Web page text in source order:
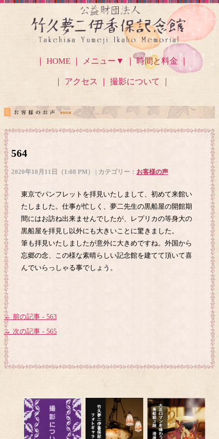
｜ HOME ｜ メニュー▼ ｜ 時間と料金 ｜
｜ アクセス ｜ 撮影について ｜
564
2020年10月11日（1:08 PM） | カテゴリー： お客様の声
東京でパンフレットを拝見いたしまして、初めて来館い
たしました。仕事が忙しく、夢二先生の黒船屋の開館期
間にはお訪ね出来ませんでしたが、レプリカの等身大の
黒船屋を拝見し以外にも大きいことに驚きました。
筆も拝見いたしましたが意外に大きめですね。外国から
忘郷の念、この様な素晴らしい記念館を建てて頂いて喜
んでいらっしゃる事でしょう。
← 前の記事 - 563
→ 次の記事 - 565